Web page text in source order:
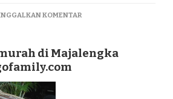
KOMENTARPADA
TERMURAH
di Majalengka